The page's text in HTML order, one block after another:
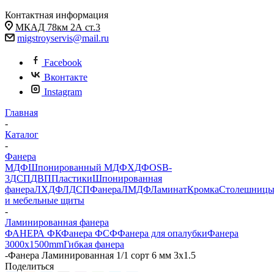
Контактная информация
МКАД 78км 2А ст.3
migstroyservis@mail.ru
Facebook
Вконтакте
Instagram
Главная
-
Каталог
-
Фанера
МДФШпонированный МДФХДФOSB-
3ДСПДВППластикиШпонированная
фанераЛХДФЛДСПФанераЛМДФЛаминатКромкаСтолешницы
и мебельные щиты
-
Ламинированная фанера
ФАНЕРА ФКФанера ФСФФанера для опалубкиФанера
3000х1500mmГибкая фанера
-Фанера Ламинированная 1/1 сорт 6 мм 3х1.5
Поделиться